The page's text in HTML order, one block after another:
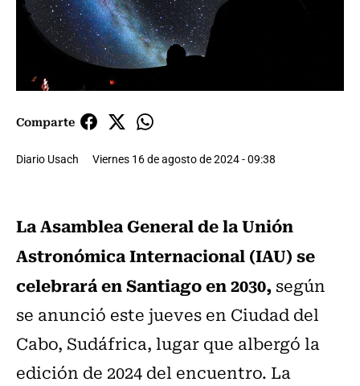
Comparte
Diario Usach Viernes 16 de agosto de 2024 - 09:38
La Asamblea General de la Unión
Astronómica Internacional (IAU) se
celebrará en Santiago en 2030,según
se anunció este jueves en Ciudad del
Cabo, Sudáfrica, lugar que albergó la
edición de 2024 del encuentro. La